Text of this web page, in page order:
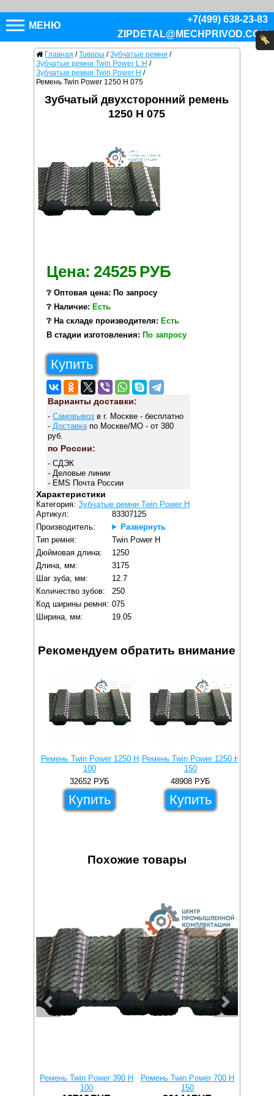
МЕНЮ
+7(499) 638-23-83
ZIPDETAL@MECHPRIVOD.COM
Главная / Товары / Зубчатые ремни /
Зубчатые ремни Twin Power L H /
Зубчатые ремни Twin Power H /
Ремень Twin Power 1250 H 075
Зубчатый двухсторонний ремень
1250 H 075
Цена: 24525 РУБ
❔ Оптовая цена: По запросу
❔ Наличие: Есть
❔ На складе производителя: Есть
В стадии изготовления: По запросу
Купить
Варианты доставки:
- Самовывозв г. Москве - бесплатно
- Доставкапо Москве/МО - от 380
руб.
по России:
- СДЭК
- Деловые линии
- EMS Почта России
Характеристики
Категория:Зубчатые ремни Twin Power H
Артикул:
83307125
Производитель:
Развернуть
Тип ремня:
Twin Power H
Дюймовая длина:
1250
Длина, мм:
3175
Шаг зуба, мм:
12.7
Количество зубов:
250
Код ширины ремня: 075
Ширина, мм:
19.05
Рекомендуем обратить внимание
Ремень Twin Power 1250 H
100
32652 РУБ
Купить
Ремень Twin Power 1250 H
150
48908 РУБ
Купить
Похожие товары
Ремень Twin Power 390 H
100
Ремень Twin Power 700 H
150